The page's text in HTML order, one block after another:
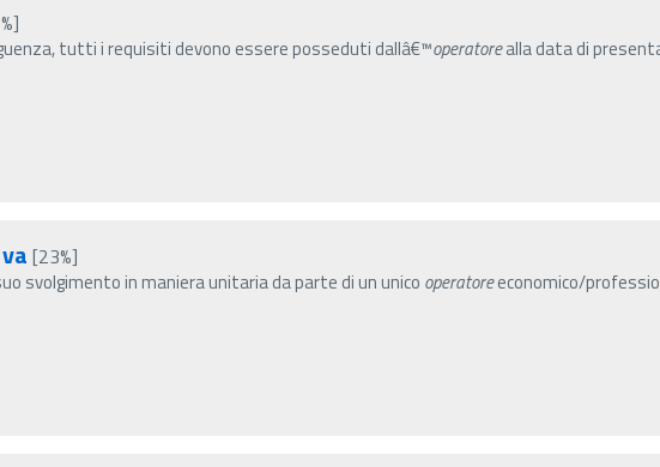
tutti i requisiti devono essere posseduti dallâ€™operatorealla data di
[23%]
svolgimento in maniera unitaria da parte di un unico operatoreeconomico/